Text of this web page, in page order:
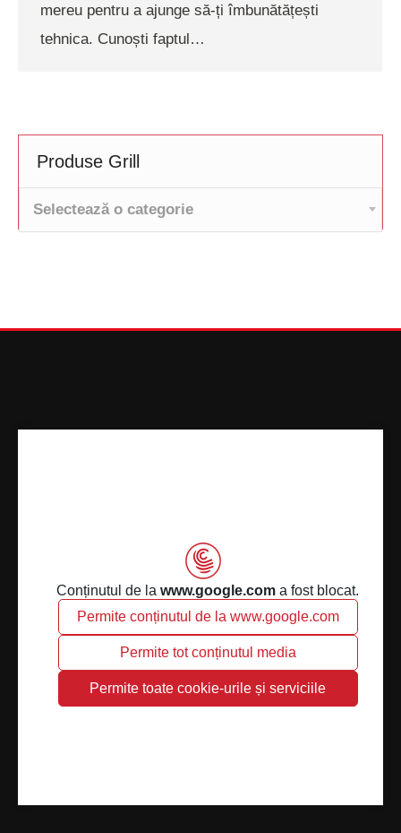
mereu pentru a ajunge să-ți îmbunătățești
tehnica. Cunoști faptul…
Produse Grill
Selectează o categorie